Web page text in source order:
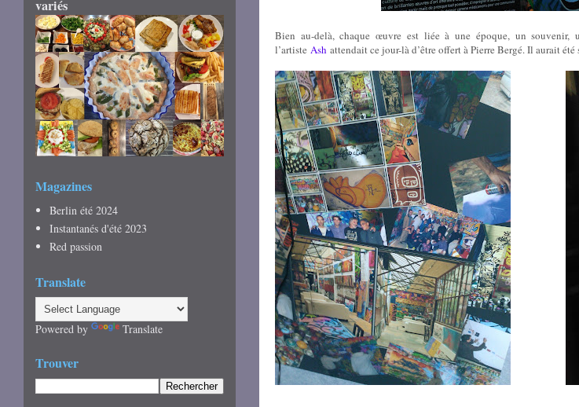
Bien au-delà, chaque œuvre est liée à une époque, un souvenir,
l’artiste Ash attendait ce jour-là d’être offert à Pierre Bergé. Il aurait
variés
Magazines
Berlin été 2024
Instantanés d'été 2023
Red passion
Translate
Powered by Translate
Trouver